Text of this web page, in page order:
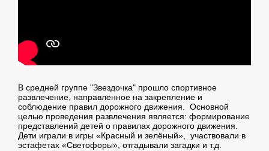
В средней группе "Звездочка" прошло спортивное
развлечение, направленное на закрепление и
соблюдение правил дорожного движения. Основной
целью проведения развлечения является: формирование
представлений детей о правилах дорожного движения.
Дети играли в игры «Красный и зелёный», участвовали в
эстафетах «Светофоры», отгадывали загадки и т.д.